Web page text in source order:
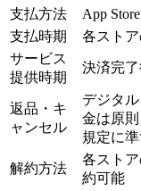
支払方法
App
支払時期
各スト
サービス
提供時期
決済完
返品・キ
ャンセル
デジタ
金は原
規定に
解約方法
各スト
約可能